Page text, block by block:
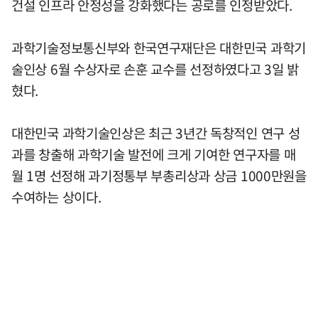
건설 인프라 안정성을 강화했다는 공로를 인정받았다.
과학기술정보통신부와 한국연구재단은 대한민국 과학기
술인상 6월 수상자로 손훈 교수를 선정하였다고 3일 밝
혔다.
대한민국 과학기술인상은 최근 3년간 독창적인 연구 성
과를 창출해 과학기술 발전에 크게 기여한 연구자를 매
월 1명 선정해 과기정통부 부총리상과 상금 1000만원을
수여하는 상이다.